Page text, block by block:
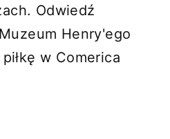
Odwiedź
Henry'ego
w Comerica